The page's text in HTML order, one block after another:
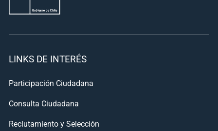
LINKS DE INTERÉS
Participación Ciudadana
Consulta Ciudadana
Reclutamiento y Selección